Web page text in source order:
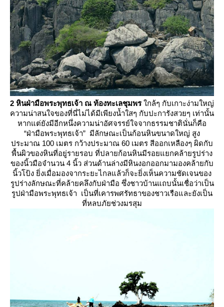
2 หินฝ่ามือพระพุทธเจ้า ณ ท้องทะเลชุมพรกล้ๆ กับเกาะง่ามใหญ่
ความน่าสนใจของที่นี่ไม่ได้มีเพียงน้ำใสๆ กับปะการังสวยๆ เท่านั้น
หากแต่ยังมีอีกหนึ่งความน่าอัศจรรย์ใจจากธรรมชาตินั่นก็คือ
“ฝ่ามือพระพุทธเจ้า” มีลักษณะเป็นก้อนหินขนาดใหญ่ สูง
ประมาณ 100 เมตร กว้างประมาณ 60 เมตร สีออกเหลืองๆ ผิดกับ
พื้นผิวของหินที่อยู่รายรอบ ที่ปลายก้อนหินมีรอยแยกคล้ายรูปร่าง
ของนิ้วมือจำนวน 4 นิ้ว ส่วนด้านล่างมีหินงอกออกมามองคล้ายกับ
นิ้วโป้ง ยิ่งเมื่อมองจากระยะไกลแล้วก็จะยิ่งเห็นความชัดเจนของ
รูปร่างลักษณะที่คล้ายคลึงกับฝ่ามือ ซึ่งชาวบ้านแถบนั้นเชื่อว่าเป็น
รูปฝ่ามือพระพุทธเจ้า เป็นที่เคารพศรัทธาของชาวเรือและยังเป็น
ที่หลบภัยช่วงมรสุม